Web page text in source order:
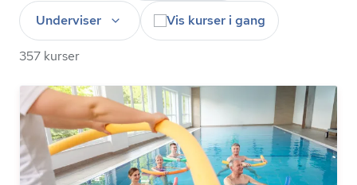
Underviser Vis kurser i gang
357 kurser